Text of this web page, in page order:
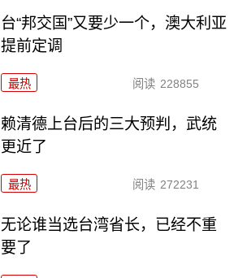
台“邦交国”又要少一个，澳大利亚
提前定调
最热 阅读 228855
赖清德上台后的三大预判，武统
更近了
最热 阅读 272231
无论谁当选台湾省长，已经不重
要了